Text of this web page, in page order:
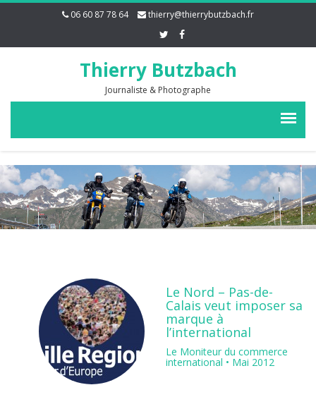
06 60 87 78 64 thierry@thierrybutzbach.fr
Thierry Butzbach
Journaliste & Photographe
Le Nord – Pas-de-
Calais veut imposer sa
marque à
l’international
Le Moniteur du commerce
international • Mai 2012